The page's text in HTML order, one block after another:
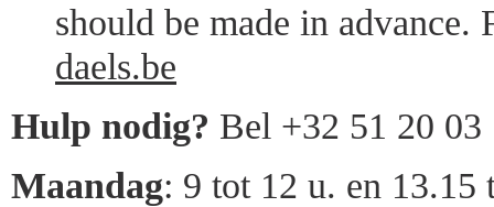
should be made in advance.
daels.be
Hulp nodig? Bel +32 51 20 03
Maandag: 9 tot 12 u. en 13.15